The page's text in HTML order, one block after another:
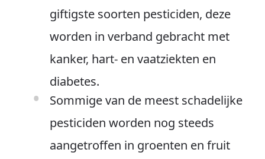
giftigste soorten pesticiden, deze
worden in verband gebracht met
kanker, hart- en vaatziekten en
diabetes.
Sommige van de meest schadelijke
pesticiden worden nog steeds
aangetroffen in groenten en fruit